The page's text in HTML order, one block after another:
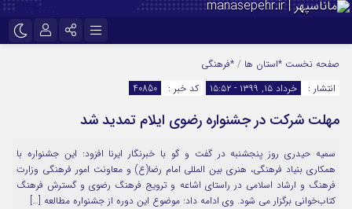
اینستاگرام
سروش
ایتا
آپارات
نام کاربری یا نشانی ایمیل
رمز عبور
مرا به خاطر بسپار
صفحه نخست *استان ها / *فرهنگی
انتشار :
خرداد ۱۵, ۱۳۹۹ - ۱۵:۵۲ کد خبر : 40850
مهلت شرکت در جشنواره رضوی ایلام تمدید شد
سمیه حیدری روز پنجشنبه در گفت و گو با خبرنگار ایرنا افزود: این جشنواره با
همکاری بنیاد فرهنگی، هنری بین المللی امام رضا(ع) و معاونت امور فرهنگی وزارت
فرهنگ و ارشاد اسلامی در راستای اشاعه و ترویج فرهنگ رضوی و گسترش فرهنگ
کتاب‌خوانی برگزار می شود. وی ادامه داد: موضوع این دوره از جشنواره مطالعه […]